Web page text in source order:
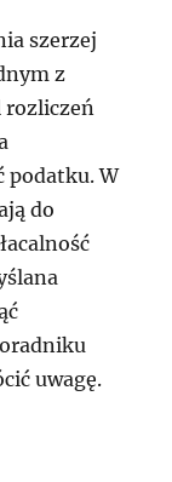
szerzej
z
rozliczeń
podatku. W
do
uwagę.